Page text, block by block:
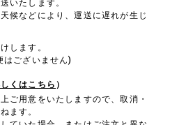
いたします。
候などにより、運送に遅れが生じ
します。
はございません)
くはこちら ）
ご用意をいたしますので、取消・
ます。